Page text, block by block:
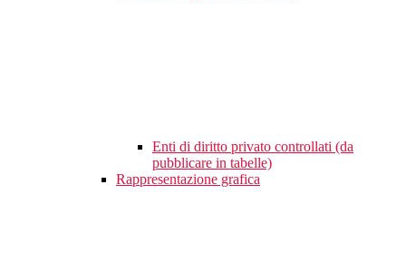
Enti di diritto privato controllati (da
pubblicare in tabelle)
Rappresentazione grafica